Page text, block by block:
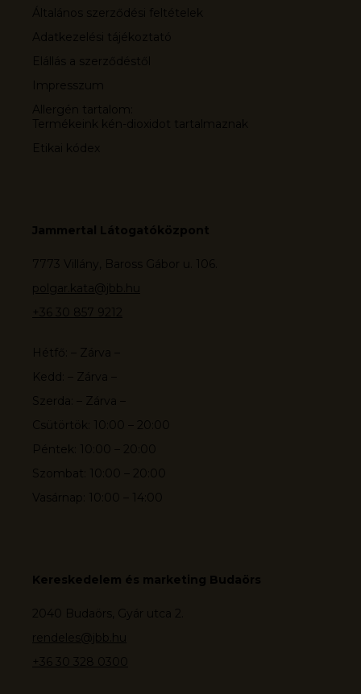
Általános szerződési feltételek
Adatkezelési tájékoztató
Elállás a szerződéstől
Impresszum
Allergén tartalom:
Termékeink kén-dioxidot tartalmaznak
Etikai kódex
Jammertal Látogatóközpont
7773 Villány, Baross Gábor u. 106.
polgar.kata@jbb.hu
+36 30 857 9212
Hétfő: – Zárva –
Kedd: – Zárva –
Szerda: – Zárva –
Csütörtök: 10:00 – 20:00
Péntek: 10:00 – 20:00
Szombat: 10:00 – 20:00
Vasárnap: 10:00 – 14:00
Kereskedelem és marketing Budaörs
2040 Budaörs, Gyár utca 2.
rendeles@jbb.hu
+36 30 328 0300